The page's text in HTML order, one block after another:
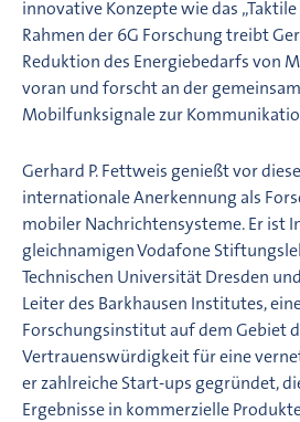
innovative Konzepte wie das
Rahmen der 6G Forschung treibt
Reduktion des Energiebedarfs von
voran und forscht an der
Mobilfunksignale zur
Gerhard P. Fettweis genießt vor
internationale Anerkennung als
mobiler Nachrichtensysteme. Er ist
gleichnamigen Vodafone
Technischen Universität Dresden
Leiter des Barkhausen Institutes,
Forschungsinstitut auf dem Gebiet
Vertrauenswürdigkeit für eine
er zahlreiche Start-ups gegründet,
Ergebnisse in kommerzielle